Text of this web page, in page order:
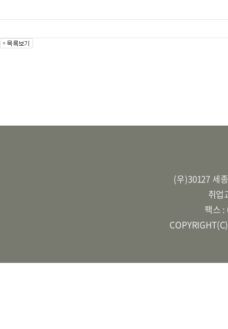
(우)30127 세
취업
팩스